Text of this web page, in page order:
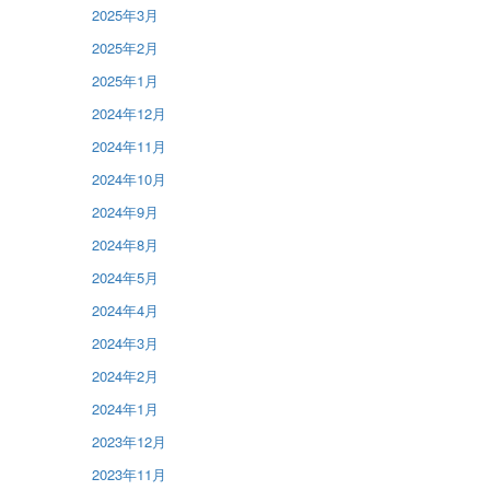
2025年3月
2025年2月
2025年1月
2024年12月
2024年11月
2024年10月
2024年9月
2024年8月
2024年5月
2024年4月
2024年3月
2024年2月
2024年1月
2023年12月
2023年11月